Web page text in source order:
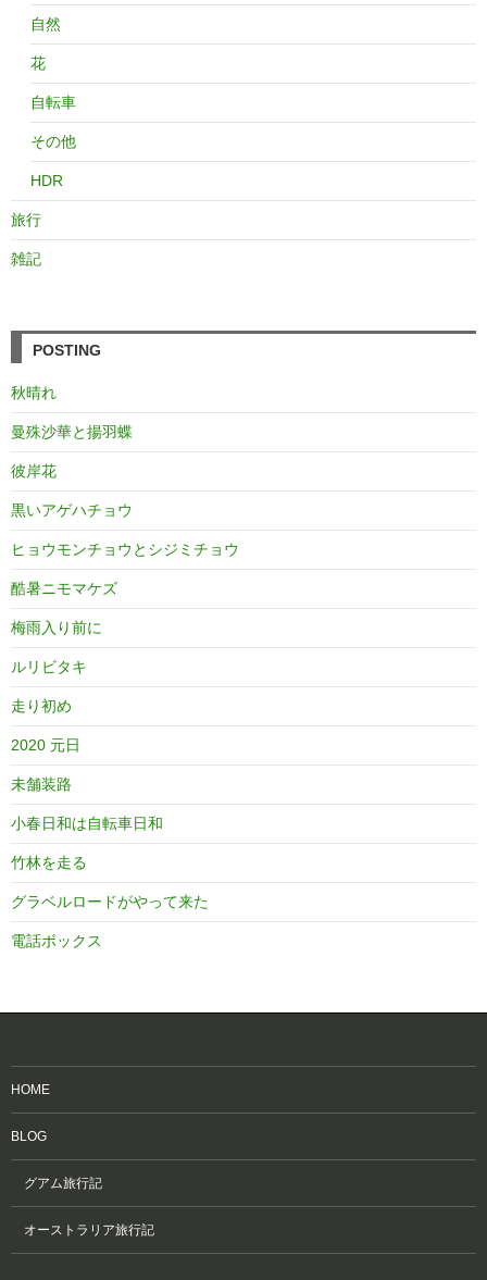
自然
花
自転車
その他
HDR
旅行
雑記
POSTING
秋晴れ
曼殊沙華と揚羽蝶
彼岸花
黒いアゲハチョウ
ヒョウモンチョウとシジミチョウ
酷暑ニモマケズ
梅雨入り前に
ルリビタキ
走り初め
2020 元日
未舗装路
小春日和は自転車日和
竹林を走る
グラベルロードがやって来た
電話ボックス
HOME
BLOG
グアム旅行記
オーストラリア旅行記